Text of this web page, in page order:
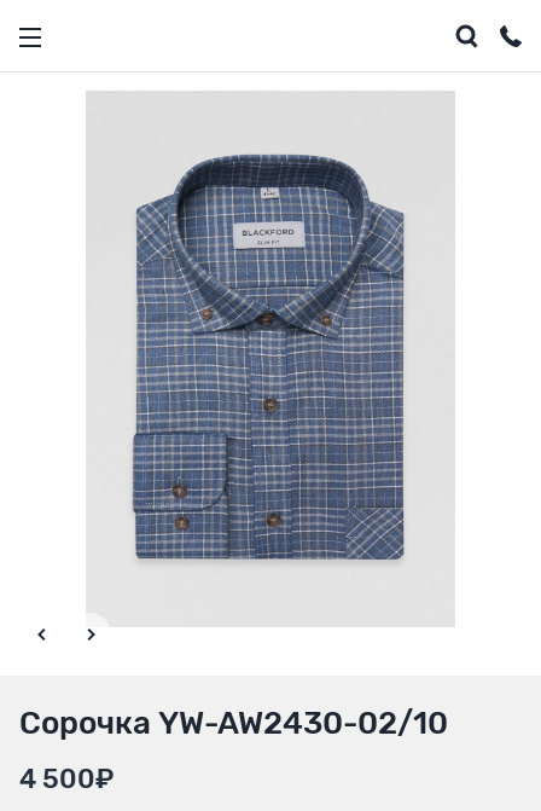
Сорочка YW-AW2430-02/10
4 500₽